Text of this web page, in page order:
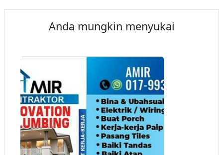
Anda mungkin menyukai